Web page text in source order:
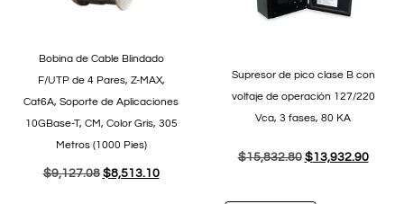
Bobina de Cable Blindado
F/UTP de 4 Pares, Z-MAX,
Cat6A, Soporte de Aplicaciones
10GBase-T, CM, Color Gris, 305
Metros (1000 Pies)
$9,127.08 $8,513.10
Supresor de pico clase B con
voltaje de operación 127/220
Vca, 3 fases, 80 KA
$15,832.80 $13,932.90